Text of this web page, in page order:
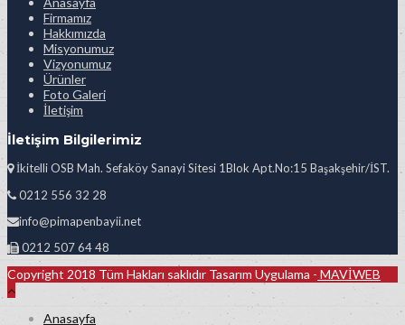
Firmamız
Hakkımızda
Misyonumuz
Vizyonumuz
Ürünler
Foto Galeri
İletişim
İletişim Bilgilerimiz
İkitelli OSB Mah. Sefaköy Sanayi Sitesi 1Blok Apt.No:15 Başakşehir/İST.
0212 556 32 28
info@pimapenbayii.net
0212 507 64 48
Copyright 2018 Tüm Hakları saklıdır Tasarım Uygulama - MAVİWEB
Anasayfa